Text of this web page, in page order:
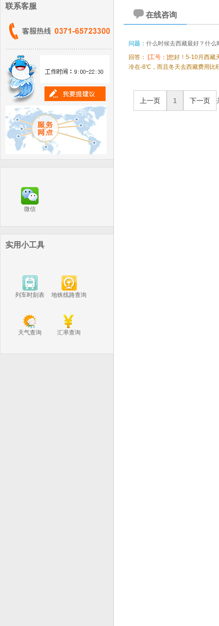
联系客服
微信
实用小工具
列车时刻表 地铁线路查询
天气查询 汇率查询
在线咨询
问题： 什么时候去西藏最好？什么
回答： [工号：]您好！5-10月西藏
冷在-8℃，而且冬天去西藏费用比
上一页 1 下一页